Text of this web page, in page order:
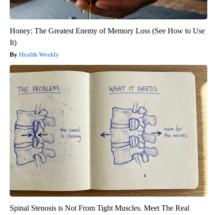
Honey: The Greatest Enemy of Memory Loss (See How to Use
It)
Health Weekly
Spinal Stenosis is Not From Tight Muscles. Meet The Real